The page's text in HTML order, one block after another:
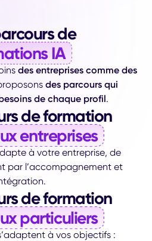
de
IA
des entreprises comme des
des parcours qui
de chaque profil.
de formation
entreprises
à votre entreprise, de
par l’accompagnement et
de formation
particuliers
à vos objectifs :